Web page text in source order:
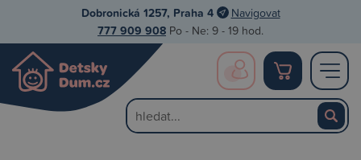
Dobronická 1257, Praha 4 Navigovat
777 909 908 Po - Ne: 9 - 19 hod.